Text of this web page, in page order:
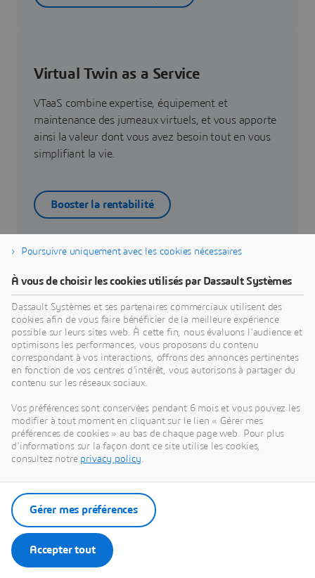
Virtual Twin as a Service
VTaaS combine expertise, équipement et
maintenance des jumeaux virtuels, et vous apporte
ainsi la valeur dont vous avez besoin tout en vous
simplifiant la vie.
Booster la rentabilité
Boutique en ligne
Laissez libre cours à votre créativité dans un
environnement collaboratif basé sur le cloud pour
favoriser l'innovation.
Contacter un commercial
Nos experts sont là pour vous aider, répondre à vos
questions et discuter de vos besoins.
Poursuivre uniquement avec les cookies nécessaires
À vous de choisir les cookies utilisés par Dassault Systèmes
Dassault Systèmes et ses partenaires commerciaux utilisent des
cookies afin de vous faire bénéficier de la meilleure expérience
possible sur leurs sites web. À cette fin, nous évaluons l'audience et
optimisons les performances, vous proposons du contenu
correspondant à vos interactions, offrons des annonces pertinentes
en fonction de vos centres d'intérêt, vous autorisons à partager du
contenu sur les réseaux sociaux.
Vos préférences sont conservées pendant 6 mois et vous pouvez les
modifier à tout moment en cliquant sur le lien « Gérer mes
préférences de cookies » au bas de chaque page web. Pour plus
d'informations sur la façon dont ce site utilise les cookies,
consultez notre privacy policy.
Accepter tout
Gérer mes préférences